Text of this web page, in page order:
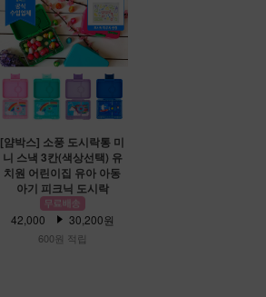
[얌박스] 소풍 도시락통 미
니 스낵 3칸(색상선택) 유
치원 어린이집 유아 아동
아기 피크닉 도시락
42,000 30,200원
600원 적립